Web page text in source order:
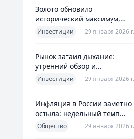
Золото обновило
исторический максимум,
превысив планку в $5600 за
Инвестиции 29 января 2026 г.
Рынок затаил дыхание:
утренний обзор и
ориентиры для инвесторов
Инвестиции 29 января 2026 г.
Инфляция в России заметно
остыла: недельный темп
упал более чем вдвое
Общество 29 января 2026 г.